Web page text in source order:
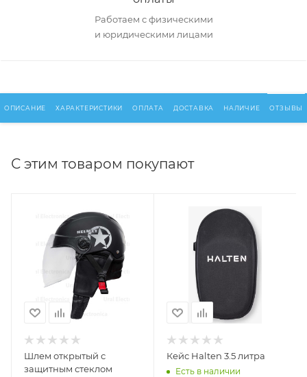
Работаем с физическими
и юридическими лицами
ОПИСАНИЕ ХАРАКТЕРИСТИКИ ОПЛАТА ДОСТАВКА НАЛИЧИЕ ОТЗЫВЫ
С этим товаром покупают
Шлем открытый с
защитным стеклом
Кейс Halten 3.5 литра
Есть в наличии